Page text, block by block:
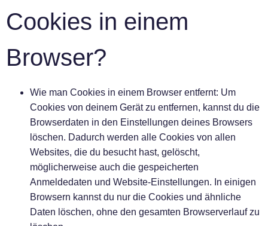
Cookies in einem
Browser?
Wie man Cookies in einem Browser entfernt: Um
Cookies von deinem Gerät zu entfernen, kannst du die
Browserdaten in den Einstellungen deines Browsers
löschen. Dadurch werden alle Cookies von allen
Websites, die du besucht hast, gelöscht,
möglicherweise auch die gespeicherten
Anmeldedaten und Website-Einstellungen. In einigen
Browsern kannst du nur die Cookies und ähnliche
Daten löschen, ohne den gesamten Browserverlauf zu